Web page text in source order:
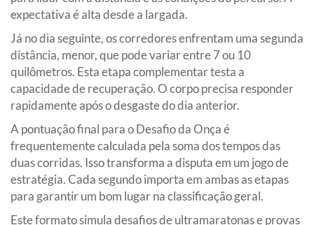
expectativa é alta desde a largada.
Já no dia seguinte, os corredores enfrentam uma segunda
distância, menor, que pode variar entre 7 ou 10
quilômetros. Esta etapa complementar testa a
capacidade de recuperação. O corpo precisa responder
rapidamente após o desgaste do dia anterior.
A pontuação final para o Desafio da Onça é
frequentemente calculada pela soma dos tempos das
duas corridas. Isso transforma a disputa em um jogo de
estratégia. Cada segundo importa em ambas as etapas
para garantir um bom lugar na classificação geral.
Este formato simula desafios de ultramaratonas e provas